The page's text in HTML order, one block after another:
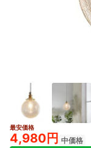
最安価格
4,980円 中価格